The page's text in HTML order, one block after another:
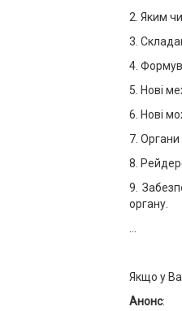
2. Яким
3.
4.
5. Нові
6. Нові
7. Органи
8.
9.
органу.
Якщо у
Анонс: